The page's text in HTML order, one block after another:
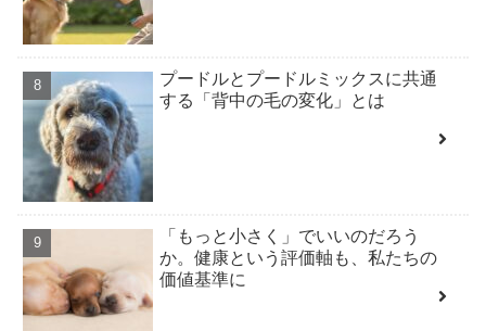
プードルとプードルミックスに共通
する「背中の毛の変化」とは
「もっと小さく」でいいのだろう
か。健康という評価軸も、私たちの
価値基準に